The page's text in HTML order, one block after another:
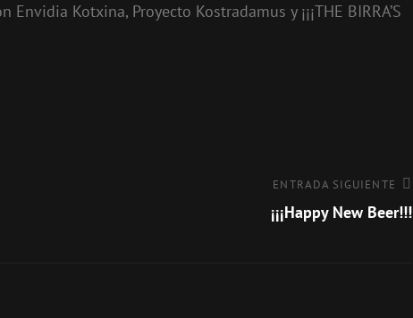
Kotxina, Proyecto Kostradamus y ¡¡¡THE BIRRA’S
ENTRADA SIGUIENTE
¡¡¡Happy New Beer!!!